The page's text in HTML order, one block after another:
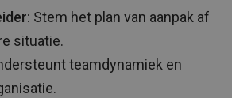
: Stem het plan van aanpak af
situatie.
teamdynamiek en